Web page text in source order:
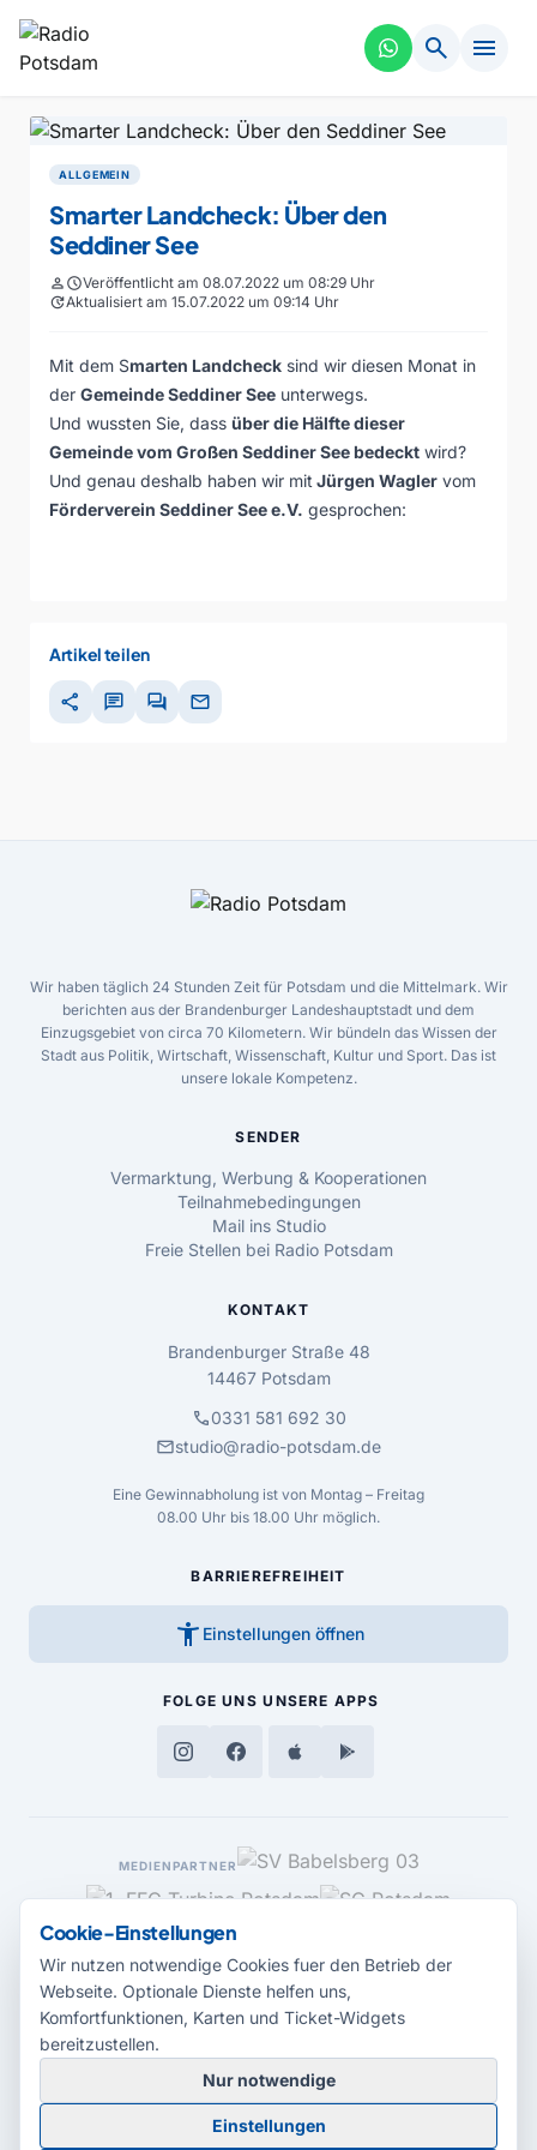
search menu
ALLGEMEIN
Smarter Landcheck: Über den
Seddiner See
personscheduleVeröffentlicht am 08.07.2022 um 08:29 Uhr
updateAktualisiert am 15.07.2022 um 09:14 Uhr
Mit dem Smarten Landcheck sind wir diesen Monat in
der Gemeinde Seddiner See unterwegs.
Und wussten Sie, dass über die Hälfte dieser
Gemeinde vom Großen Seddiner See bedeckt wird?
Und genau deshalb haben wir mit Jürgen Wagler vom
Förderverein Seddiner See e.V. gesprochen:
Artikel teilen
share chat forum mail
Wir haben täglich 24 Stunden Zeit für Potsdam und die Mittelmark. Wir
berichten aus der Brandenburger Landeshauptstadt und dem
Einzugsgebiet von circa 70 Kilometern. Wir bündeln das Wissen der
Stadt aus Politik, Wirtschaft, Wissenschaft, Kultur und Sport. Das ist
unsere lokale Kompetenz.
SENDER
Vermarktung, Werbung & Kooperationen
Teilnahmebedingungen
Mail ins Studio
Freie Stellen bei Radio Potsdam
KONTAKT
Brandenburger Straße 48
14467 Potsdam
call0331 581 692 30
mailstudio@radio-potsdam.de
Eine Gewinnabholung ist von Montag – Freitag
08.00 Uhr bis 18.00 Uhr möglich.
BARRIEREFREIHEIT
accessibility_new Einstellungen öffnen
FOLGE UNS UNSERE APPS
MEDIENPARTNER
© 2026 Radio Potsdam. Webseite entwickelt durch dieMedienagentur
Babelsberg
Cookie-Einstellungen
Wir nutzen notwendige Cookies fuer den Betrieb der
Webseite. Optionale Dienste helfen uns,
Komfortfunktionen, Karten und Ticket-Widgets
bereitzustellen.
Nur notwendige
Einstellungen